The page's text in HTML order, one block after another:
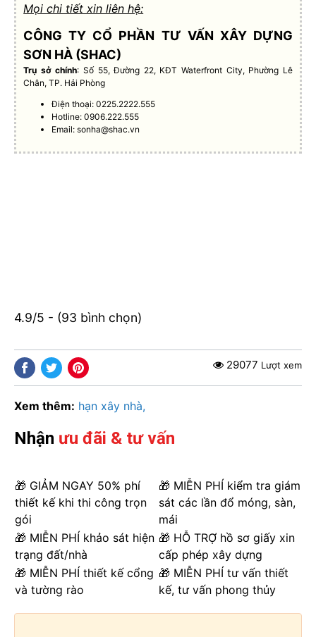
Mọi chi tiết xin liên hệ:
CÔNG TY CỔ PHẦN TƯ VẤN XÂY DỰNG
SƠN HÀ (SHAC)
Trụ sở chính: Số 55, Đường 22, KĐT Waterfront City, Phường Lê
Chân, TP. Hải Phòng
Điện thoại: 0225.2222.555
Hotline: 0906.222.555
Email:sonha@shac.vn
4.9/5 - (93 bình chọn)
29077 Lượt xem
Xem thêm: hạn xây nhà
Nhận ưu đãi & tư vấn
🎁 GIẢM NGAY 50% phí
thiết kế khi thi công trọn
gói
🎁 MIỄN PHÍ kiểm tra giám
sát các lần đổ móng, sàn,
mái
🎁 MIỄN PHÍ khảo sát hiện
trạng đất/nhà
🎁 HỖ TRỢ hồ sơ giấy xin
cấp phép xây dựng
🎁 MIỄN PHÍ thiết kế cổng
và tường rào
🎁 MIỄN PHÍ tư vấn thiết
kế, tư vấn phong thủy